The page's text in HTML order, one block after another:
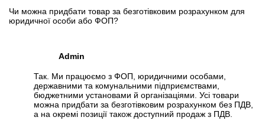
Чи можна придбати товар за безготівковим розрахунком для
юридичної особи або ФОП?
Admin
Так. Ми працюємо з ФОП, юридичними особами,
державними та комунальними підприємствами,
бюджетними установами й організаціями. Усі товари
можна придбати за безготівковим розрахунком без ПДВ,
а на окремі позиції також доступний продаж з ПДВ.